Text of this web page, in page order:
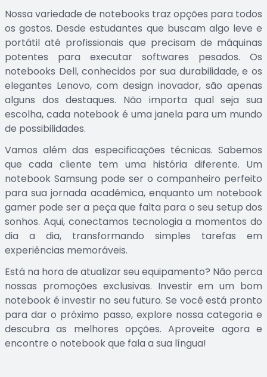
Nossa variedade de notebooks traz opções para todos
os gostos. Desde estudantes que buscam algo leve e
portátil até profissionais que precisam de máquinas
potentes para executar softwares pesados. Os
notebooks Dell, conhecidos por sua durabilidade, e os
elegantes Lenovo, com design inovador, são apenas
alguns dos destaques. Não importa qual seja sua
escolha, cada notebook é uma janela para um mundo
de possibilidades.
Vamos além das especificações técnicas. Sabemos
que cada cliente tem uma história diferente. Um
notebook Samsung pode ser o companheiro perfeito
para sua jornada acadêmica, enquanto um notebook
gamer pode ser a peça que falta para o seu setup dos
sonhos. Aqui, conectamos tecnologia a momentos do
dia a dia, transformando simples tarefas em
experiências memoráveis.
Está na hora de atualizar seu equipamento? Não perca
nossas promoções exclusivas. Investir em um bom
notebook é investir no seu futuro. Se você está pronto
para dar o próximo passo, explore nossa categoria e
descubra as melhores opções. Aproveite agora e
encontre o notebook que fala a sua língua!